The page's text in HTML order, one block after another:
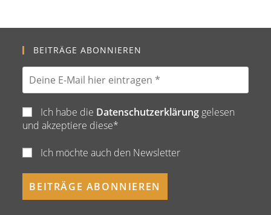
BEITRÄGE ABONNIEREN
Ich habe die Datenschutzerklärung gelesen
und akzeptiere diese*
Ich möchte auch den Newsletter